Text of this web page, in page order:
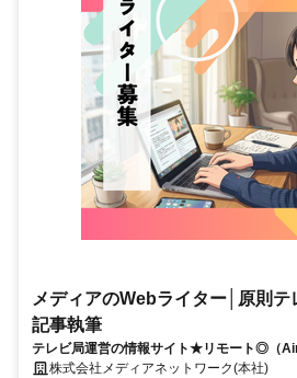
メディアのWebライター│原則
記事執筆
テレビ局運営の情報サイト★リモート◎（
株式会社メディアネットワーク(本社)